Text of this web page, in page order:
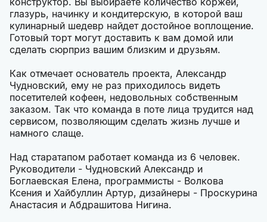
глазурь, начинку и кондитерскую, в которой ваш
кулинарный шедевр найдет достойное воплощение.
Готовый торт могут доставить к вам домой или
сделать сюрприз вашим близким и друзьям.
Как отмечает основатель проекта, Александр
Чудновский, ему не раз приходилось видеть
посетителей кофеен, недовольных собственным
заказом. Так что команда в поте лица трудится над
сервисом, позволяющим сделать жизнь лучше и
намного слаще.
Над старатапом работает команда из 6 человек.
Руководители - Чудновский Александр и
Боглаевская Елена, программисты - Волкова
Ксения и Хайбуллин Артур, дизайнеры - Проскурина
Анастасия и Абдрашитова Нигина.